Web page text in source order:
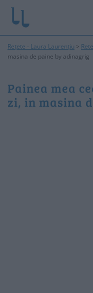
Rețete - Laura Laurențiu >
masina de paine by adinagrig
Painea mea
zi, in masina